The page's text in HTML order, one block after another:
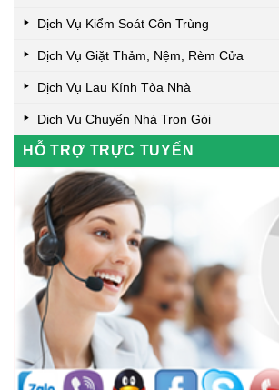
Dịch Vụ Kiểm Soát Côn Trùng
Dịch Vụ Giặt Thảm, Nệm, Rèm Cửa
Dịch Vụ Lau Kính Tòa Nhà
Dịch Vụ Chuyển Nhà Trọn Gói
HỖ TRỢ TRỰC TUYẾN